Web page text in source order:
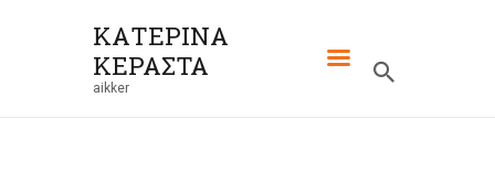
ΚΑΤΕΡΙΝΑ
ΚΕΡΑΣΤΑ
aikkerΚΑΤΕΡΙΝΑ ΚΕΡΑΣΤΑ